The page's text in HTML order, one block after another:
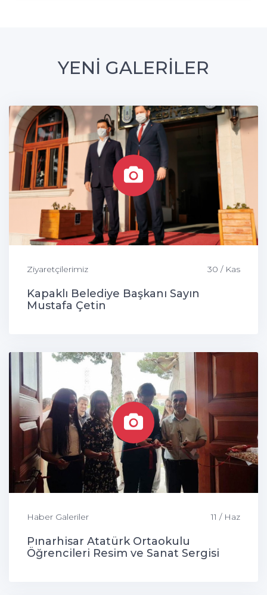
YENİ GALERİLER
Ziyaretçilerimiz 30 / Kas
Kapaklı Belediye Başkanı Sayın
Mustafa Çetin
Haber Galeriler 11 / Haz
Pınarhisar Atatürk Ortaokulu
Öğrencileri Resim ve Sanat Sergisi